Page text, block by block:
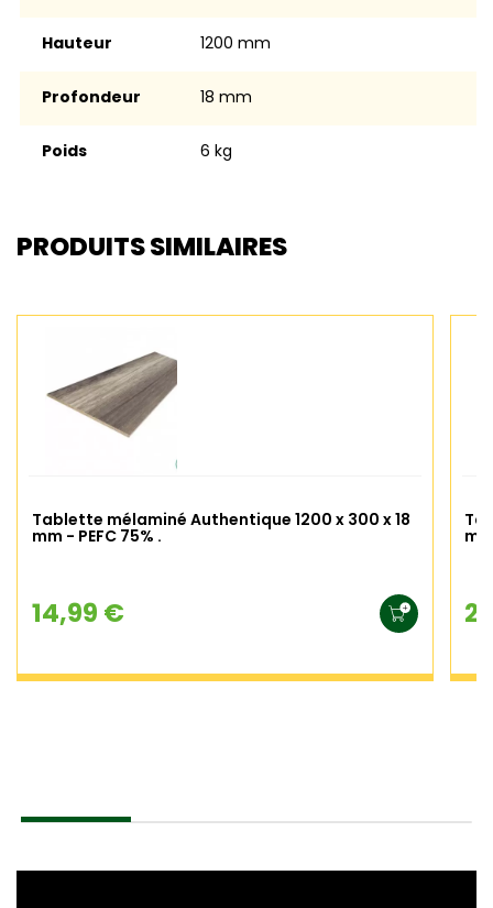
Hauteur 1200 mm
Profondeur 18 mm
Poids 6 kg
PRODUITS SIMILAIRES
Tablette mélaminé Authentique 1200 x 300 x 18
mm - PEFC 75% .
14,99 €